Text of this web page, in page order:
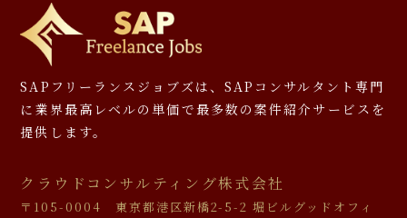
SAPフリーランスジョブズは、SAPコンサルタント専門
に 業界最高レベルの単価で最多数の案件紹介サービスを
提供します。
クラウドコンサルティング株式会社
〒105-0004 東京都港区新橋2-5-2 堀ビルグッドオフィ